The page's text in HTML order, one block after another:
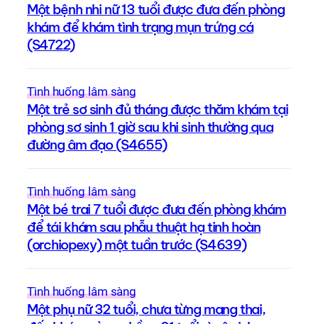
Một bệnh nhi nữ 13 tuổi được đưa đến phòng
khám để khám tình trạng mụn trứng cá
(S4722)
Tình huống lâm sàng
Một trẻ sơ sinh đủ tháng được thăm khám tại
phòng sơ sinh 1 giờ sau khi sinh thường qua
đường âm đạo (S4655)
Tình huống lâm sàng
Một bé trai 7 tuổi được đưa đến phòng khám
để tái khám sau phẫu thuật hạ tinh hoàn
(orchiopexy) một tuần trước (S4639)
Tình huống lâm sàng
Một phụ nữ 32 tuổi, chưa từng mang thai,